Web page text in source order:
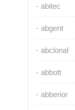
abitec
abgent
abclonal
abbott
abberior